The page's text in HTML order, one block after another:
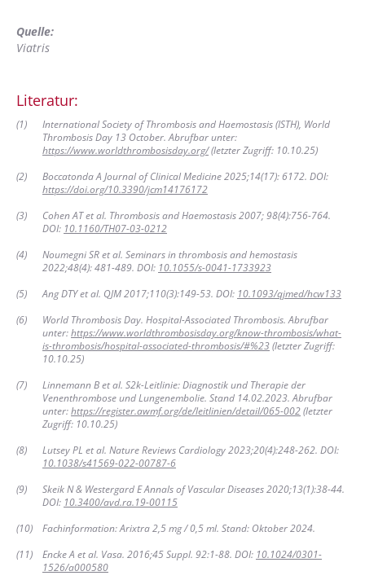
Quelle:
Viatris
Literatur:
(1)
International Society of Thrombosis and Haemostasis (ISTH), World
Thrombosis Day 13 October. Abrufbar unter:
https://www.worldthrombosisday.org/(letzter Zugriff: 10.10.25)
(2)
Boccatonda A Journal of Clinical Medicine 2025;14(17): 6172. DOI:
https://doi.org/10.3390/jcm14176172
(3)
Cohen AT et al. Thrombosis and Haemostasis 2007; 98(4):756-764.
DOI: 10.1160/TH07-03-0212
(4)
Noumegni SR et al. Seminars in thrombosis and hemostasis
2022;48(4): 481-489. DOI: 10.1055/s-0041-1733923
(5) Ang DTY et al. QJM 2017;110(3):149-53. DOI: 10.1093/qjmed/hcw133
(6)
World Thrombosis Day. Hospital-Associated Thrombosis. Abrufbar
unter:https://www.worldthrombosisday.org/know-thrombosis/what-
is-thrombosis/hospital-associated-thrombosis/#%23(letzter Zugriff:
10.10.25)
(7)
Linnemann B et al. S2k-Leitlinie: Diagnostik und Therapie der
Venenthrombose und Lungenembolie. Stand 14.02.2023. Abrufbar
unter:https://register.awmf.org/de/leitlinien/detail/065-002(letzter
Zugriff: 10.10.25)
(8)
Lutsey PL et al. Nature Reviews Cardiology 2023;20(4):248-262. DOI:
10.1038/s41569-022-00787-6
(9)
Skeik N & Westergard E Annals of Vascular Diseases 2020;13(1):38-44.
DOI: 10.3400/avd.ra.19-00115
(10)
Fachinformation: Arixtra 2,5 mg / 0,5 ml. Stand: Oktober 2024.
(11) Encke A et al. Vasa. 2016;45 Suppl. 92:1-88. DOI: 10.1024/0301-
1526/a000580